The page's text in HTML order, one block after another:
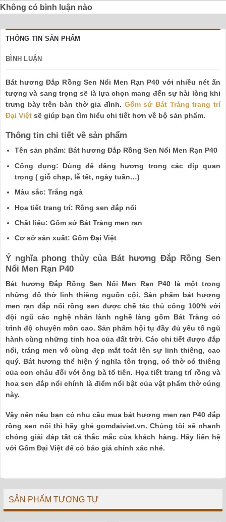
Không có bình luận nào
THÔNG TIN SẢN PHẨM
BÌNH LUẬN
Bát hương Đắp Rồng Sen Nổi Men Rạn P40 với nhiều nét ấn
tượng và sang trọng sẽ là lựa chọn mang đến sự hài lòng khi
trưng bày trên bàn thờ gia đình. Gốm sứ Bát Tràng trang trí
Đại Việt sẽ giúp bạn tìm hiểu chi tiết hơn về bộ sản phẩm.
Thông tin chi tiết về sản phẩm
Tên sản phẩm: Bát hương Đắp Rồng Sen Nổi Men Rạn P40
Công dụng: Dùng để dâng hương trong các dịp quan
trọng ( giỗ chạp, lễ tết, ngày tuần…)
Màu sắc: Trắng ngà
Họa tiết trang trí: Rồng sen đắp nổi
Chất liệu: Gốm sứ Bát Tràng men rạn
Cơ sở sản xuất: Gốm Đại Việt
Ý nghĩa phong thủy của Bát hương Đắp Rồng Sen
Nổi Men Rạn P40
Bát hương Đắp Rồng Sen Nổi Men Rạn P40 là một trong
những đồ thờ linh thiêng nguồn cội. Sản phẩm bát hương
men rạn đắp nổi rồng sen được chế tác thủ công 100% với
đội ngũ các nghệ nhân lành nghề làng gốm Bát Tràng có
trình độ chuyên môn cao. Sản phẩm hội tụ đầy đủ yếu tố ngũ
hành cùng những tinh hoa của đất trời. Các chi tiết được đắp
nổi, tráng men vô cùng đẹp mắt toát lên sự linh thiêng, cao
quý. Bát hương thể hiện ý nghĩa tôn trọng, có thờ có thiêng
của con cháu đối với ông bà tổ tiên. Họa tiết trang trí rồng và
hoa sen đắp nổi chính là điểm nổi bật của vật phẩm thờ cúng
này.
Vậy nên nếu bạn có nhu cầu mua bát hương men rạn P40 đắp
rồng sen nổi thì hãy ghé gomdaiviet.vn. Chúng tôi sẽ nhanh
chóng giải đáp tất cả thắc mắc của khách hàng. Hãy liên hệ
với Gốm Đại Việt để có báo giá chính xác nhé.
SẢN PHẨM TƯƠNG TỰ